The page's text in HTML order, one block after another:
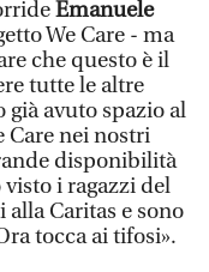
Emanuele
We Care - ma
che questo è il
tutte le altre
già avuto spazio al
Care nei nostri
disponibilità
i ragazzi del
Caritas e sono
tocca ai tifosi».